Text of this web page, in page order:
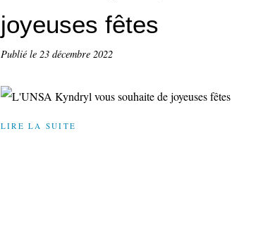
joyeuses fêtes
Publié le 23 décembre 2022
LIRE LA SUITE